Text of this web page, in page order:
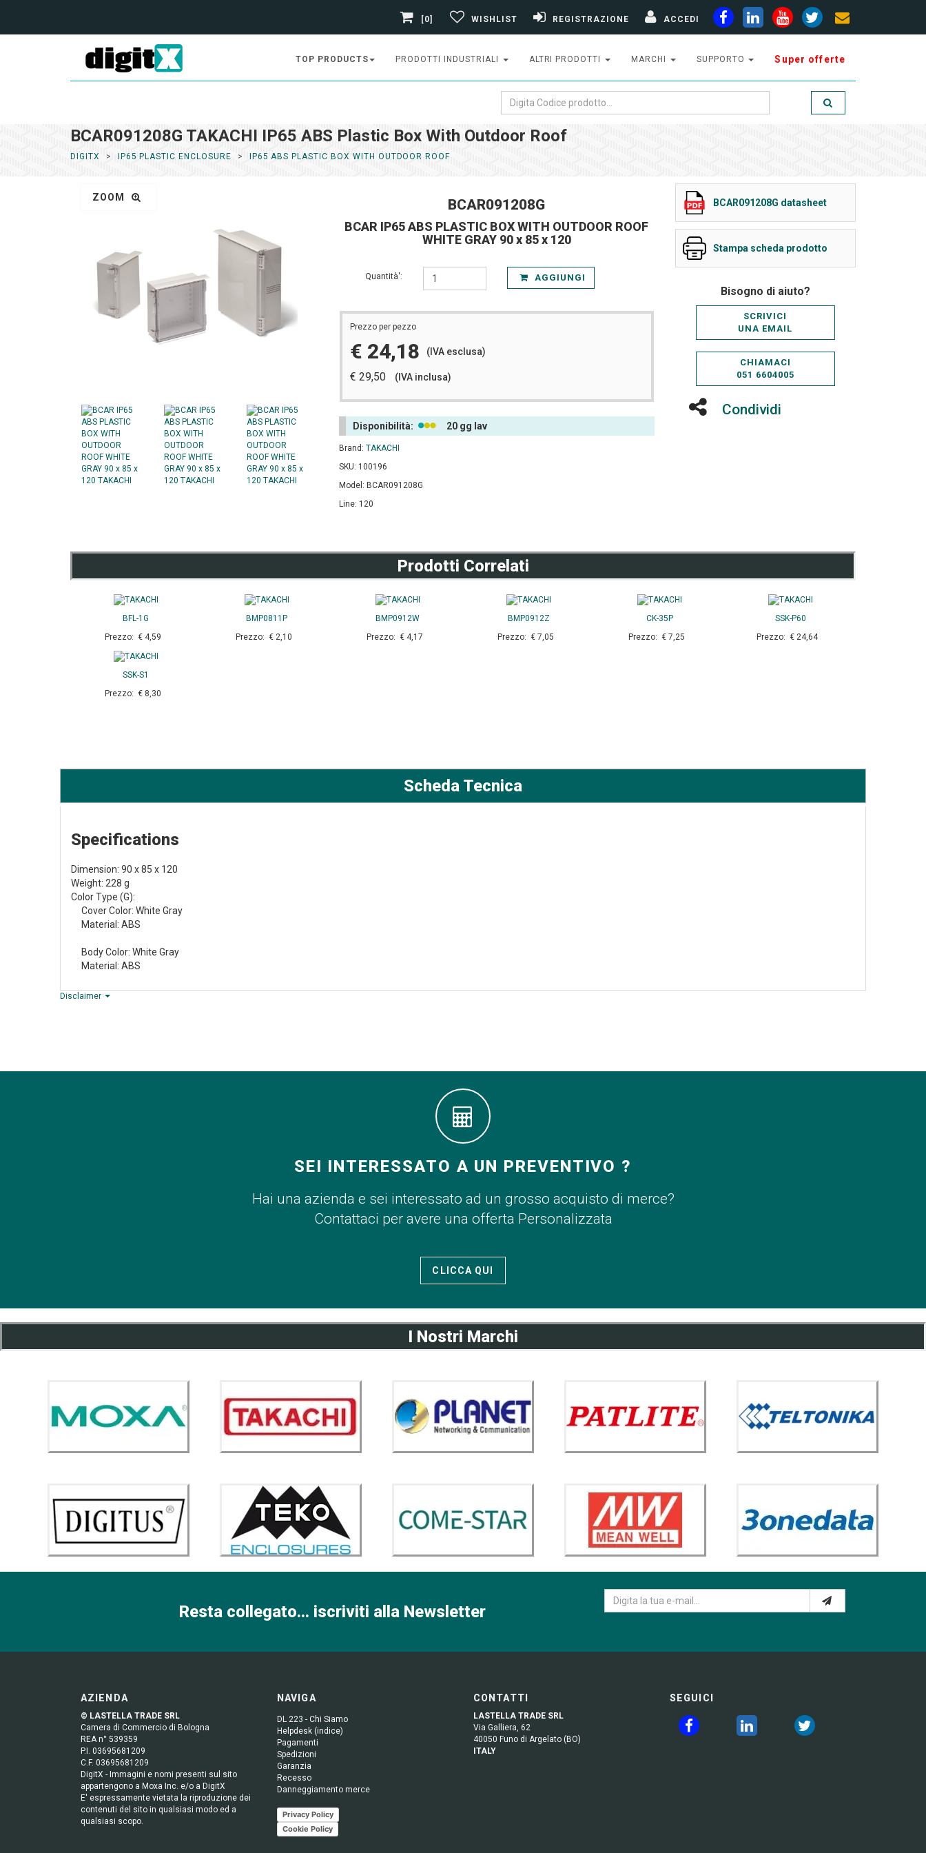
[0] WISHLIST REGISTRAZIONE ACCEDI
TOP PRODUCTS PRODOTTI INDUSTRIALI ALTRI PRODOTTI MARCHI SUPPORTO Super offerte
BCAR091208G TAKACHI IP65 ABS Plastic Box With Outdoor Roof
DIGITX IP65 PLASTIC ENCLOSURE IP65 ABS PLASTIC BOX WITH OUTDOOR ROOF
ZOOM BCAR091208G
BCAR IP65 ABS PLASTIC BOX WITH OUTDOOR ROOF
WHITE GRAY 90 x 85 x 120
Quantità': AGGIUNGI
Prezzo per pezzo
€ 24,18 (IVA esclusa)
€ 29,50 (IVA inclusa)
Disponibilità: 20 gg lav
Brand: TAKACHI
SKU: 100196
Model: BCAR091208G
Line: 120
BCAR091208G datasheet
Stampa scheda prodotto
Bisogno di aiuto?
SCRIVICI
UNA EMAIL
CHIAMACI
051 6604005
Condividi
Prodotti Correlati
BFL-1G
Prezzo: € 4,59
BMP0811P
Prezzo: € 2,10
BMP0912W
Prezzo: € 4,17
BMP0912Z
Prezzo: € 7,05
CK-35P
Prezzo: € 7,25
SSK-P60
Prezzo: € 24,64
SSK-S1
Prezzo: € 8,30
Scheda Tecnica
Specifications
Dimension: 90 x 85 x 120
Weight: 228 g
Color Type (G):
Cover Color: White Gray
Material: ABS
Body Color: White Gray
Material: ABS
Disclaimer
SEI INTERESSATO A UN PREVENTIVO ?
Hai una azienda e sei interessato ad un grosso acquisto di merce?
Contattaci per avere una offerta Personalizzata
CLICCA QUI
I Nostri Marchi
Resta collegato... iscriviti alla Newsletter
AZIENDA
© LASTELLA TRADE SRL
Camera di Commercio di Bologna
REA n° 539359
P.I. 03695681209
C.F. 03695681209
DigitX - Immagini e nomi presenti sul sito
appartengono a Moxa Inc. e/o a DigitX
E' espressamente vietata la riproduzione dei
contenuti del sito in qualsiasi modo ed a
qualsiasi scopo.
NAVIGA
DL 223 - Chi Siamo
Helpdesk (indice)
Pagamenti
Spedizioni
Garanzia
Recesso
Danneggiamento merce
Privacy Policy
Cookie Policy
CONTATTI
LASTELLA TRADE SRL
Via Galliera, 62
40050 Funo di Argelato (BO)
ITALY
SEGUICI